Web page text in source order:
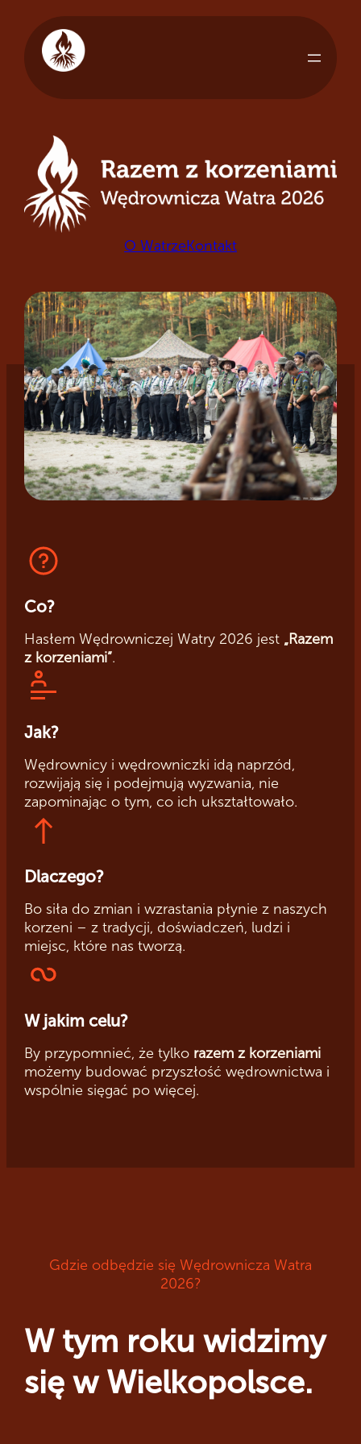
O WatrzeKontakt
Co?
Hasłem Wędrowniczej Watry 2026 jest „Razem
z korzeniami”.
Jak?
Wędrownicy i wędrowniczki idą naprzód,
rozwijają się i podejmują wyzwania, nie
zapominając o tym, co ich ukształtowało.
Dlaczego?
Bo siła do zmian i wzrastania płynie z naszych
korzeni – z tradycji, doświadczeń, ludzi i
miejsc, które nas tworzą.
W jakim celu?
By przypomnieć, że tylko razem z korzeniami
możemy budować przyszłość wędrownictwa i
wspólnie sięgać po więcej.
Gdzie odbędzie się Wędrownicza Watra
2026?
W tym roku widzimy
się w Wielkopolsce.